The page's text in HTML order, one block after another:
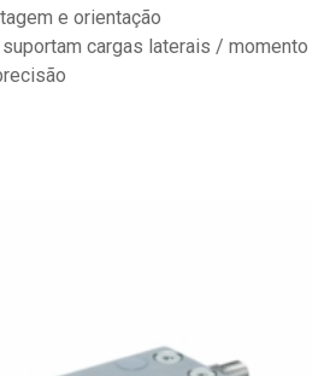
e orientação
cargas laterais / momento